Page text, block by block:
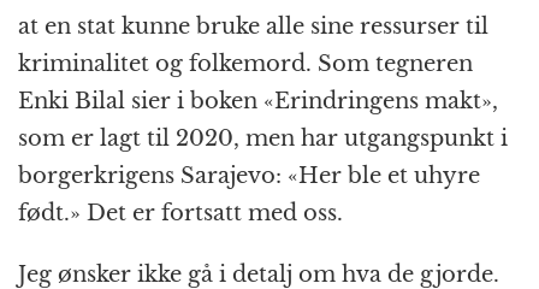
at en stat kunne bruke alle sine ressurser til
kriminalitet og folkemord. Som tegneren
Enki Bilal sier i boken «Erindringens makt»,
som er lagt til 2020, men har utgangspunkt i
borgerkrigens Sarajevo: «Her ble et uhyre
født.» Det er fortsatt med oss.
Jeg ønsker ikke gå i detalj om hva de gjorde.